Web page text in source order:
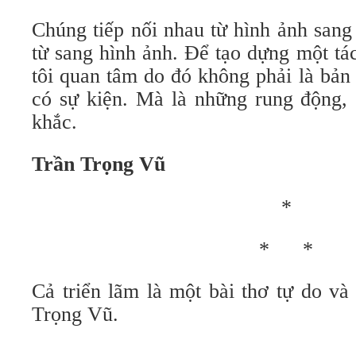
Chúng tiếp nối nhau từ hình ảnh
từ sang hình ảnh. Để tạo dựng một
tôi quan tâm do đó không phải là
có sự kiện. Mà là những rung động,
khắc.
Trần Trọng Vũ
*
* *
Cả triển lãm là một bài thơ tự do
Trọng Vũ.